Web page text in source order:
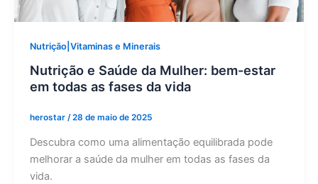
Nutrição|Vitaminas e Minerais
Nutrição e Saúde da Mulher: bem-estar
em todas as fases da vida
herostar /28 de maio de 2025
Descubra como uma alimentação equilibrada pode
melhorar a saúde da mulher em todas as fases da
vida.